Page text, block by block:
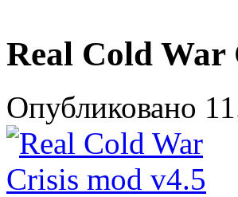
Real Cold War
Опубликовано